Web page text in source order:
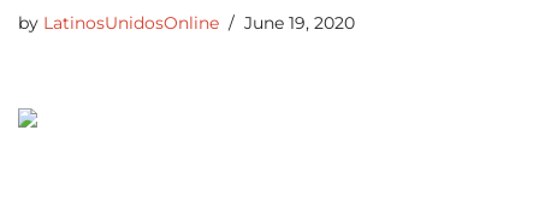
by LatinosUnidosOnline June 19, 2020